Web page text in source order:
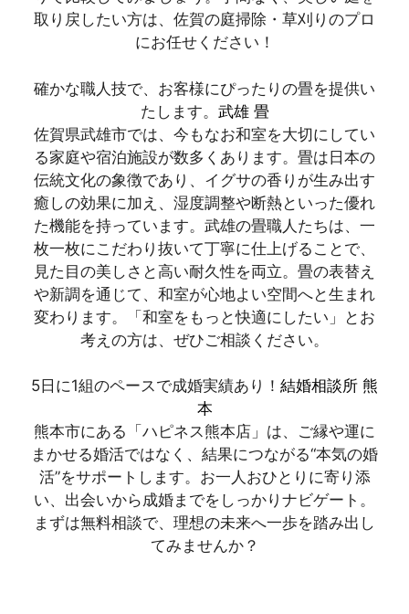
取り戻したい方は、佐賀の庭掃除・草刈りのプロ
にお任せください！
確かな職人技で、お客様にぴったりの畳を提供い
たします。 武雄 畳
佐賀県武雄市では、今もなお和室を大切にしてい
る家庭や宿泊施設が数多くあります。畳は日本の
伝統文化の象徴であり、イグサの香りが生み出す
癒しの効果に加え、湿度調整や断熱といった優れ
た機能を持っています。武雄の畳職人たちは、一
枚一枚にこだわり抜いて丁寧に仕上げることで、
見た目の美しさと高い耐久性を両立。畳の表替え
や新調を通じて、和室が心地よい空間へと生まれ
変わります。「和室をもっと快適にしたい」とお
考えの方は、ぜひご相談ください。
5日に1組のペースで成婚実績あり！ 結婚相談所 熊
本
熊本市にある「ハピネス熊本店」は、ご縁や運に
まかせる婚活ではなく、結果につながる“本気の婚
活”をサポートします。お一人おひとりに寄り添
い、出会いから成婚までをしっかりナビゲート。
まずは無料相談で、理想の未来へ一歩を踏み出し
てみませんか？